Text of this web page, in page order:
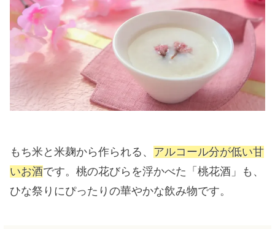
もち米と米麹から作られる、 アルコール分が低い甘
いお酒です。桃の花びらを浮かべた「桃花酒」も、
ひな祭りにぴったりの華やかな飲み物です。